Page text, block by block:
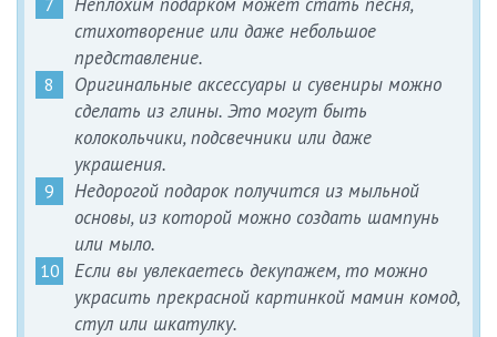
стихотворение или даже небольшое
представление.
Оригинальные аксессуары и сувениры можно
сделать из глины. Это могут быть
колокольчики, подсвечники или даже
украшения.
Недорогой подарок получится из мыльной
основы, из которой можно создать шампунь
или мыло.
Если вы увлекаетесь декупажем, то можно
украсить прекрасной картинкой мамин комод,
стул или шкатулку.